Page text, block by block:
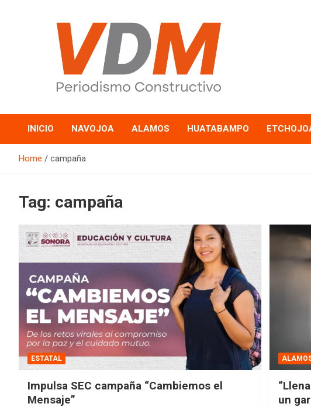
valledelmayo.com
INICIO NAVOJOA ALAMOS HUATABAMPO
Home campaña
Tag: campaña
ESTATAL
Impulsa SEC campaña “Cambiemos el
Mensaje”
un